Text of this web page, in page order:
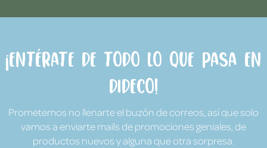
¡Entérate de todo lo que pasa en
Dideco!
Prometemos no llenarte el buzón de correos, así que solo
vamos a enviarte mails de promociones geniales, de
productos nuevos y alguna que otra sorpresa.